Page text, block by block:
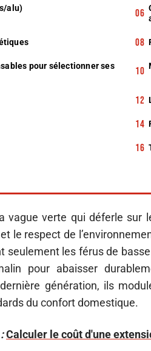
alu)
pour sélectionner ses
vague verte qui déferle sur
le respect de
seulement les férus de
pour abaisser
génération, ils
du confort domestique.
Calculer le coût d'une